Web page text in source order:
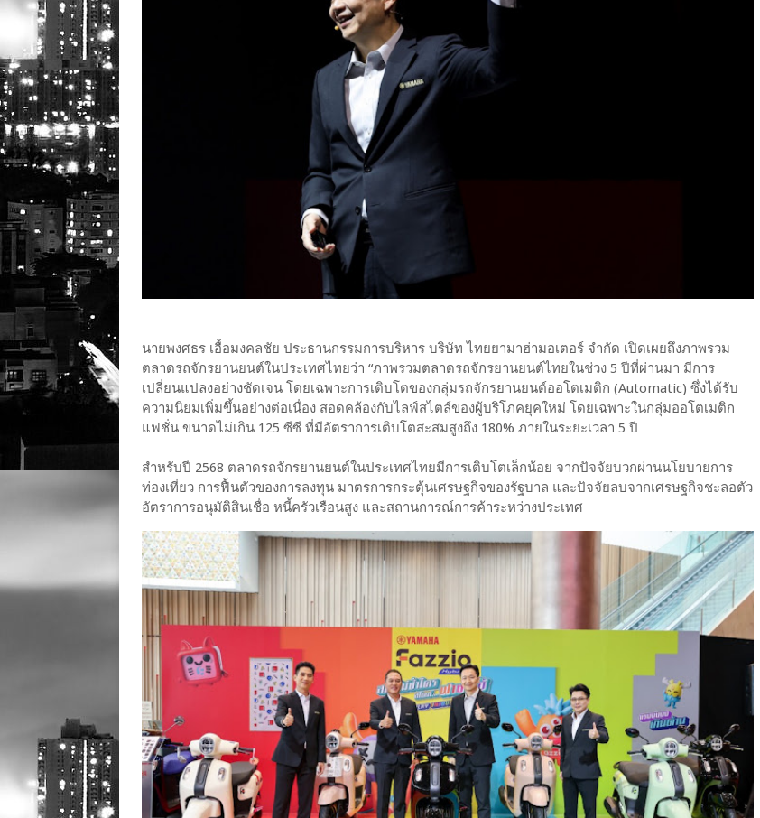
นายพงศธร เอื้อมงคลชัย ประธานกรรมการบริหาร บริษัท ไทยยามาฮ่ามอเตอร์ จำกัด เปิดเผยถึงภาพรวม
ตลาดรถจักรยานยนต์ในประเทศไทยว่า “ภาพรวมตลาดรถจักรยานยนต์ไทยในช่วง 5 ปีที่ผ่านมา มีการ
เปลี่ยนแปลงอย่างชัดเจน โดยเฉพาะการเติบโตของกลุ่มรถจักรยานยนต์ออโตเมติก (Automatic) ซึ่งได้รับ
ความนิยมเพิ่มขึ้นอย่างต่อเนื่อง สอดคล้องกับไลฟ์สไตล์ของผู้บริโภคยุคใหม่ โดยเฉพาะในกลุ่มออโตเมติก
แฟชั่น ขนาดไม่เกิน 125 ซีซี ที่มีอัตราการเติบโตสะสมสูงถึง 180% ภายในระยะเวลา 5 ปี
สำหรับปี 2568 ตลาดรถจักรยานยนต์ในประเทศไทยมีการเติบโตเล็กน้อย จากปัจจัยบวกผ่านนโยบายการ
ท่องเที่ยว การฟื้นตัวของการลงทุน มาตรการกระตุ้นเศรษฐกิจของรัฐบาล และปัจจัยลบจากเศรษฐกิจชะลอตัว
อัตราการอนุมัติสินเชื่อ หนี้ครัวเรือนสูง และสถานการณ์การค้าระหว่างประเทศ